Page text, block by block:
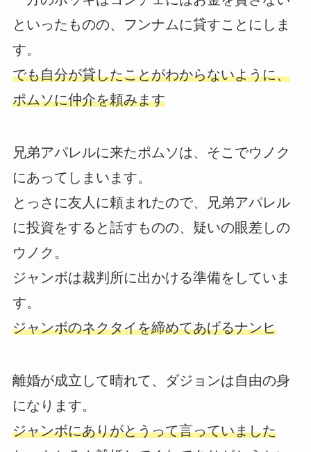
といったものの、フンナムに貸すことにしま
す。
でも自分が貸したことがわからないように、
ポムソに仲介を頼みます
兄弟アパレルに来たポムソは、そこでウノク
にあってしまいます。
とっさに友人に頼まれたので、兄弟アパレル
に投資をすると話すものの、疑いの眼差しの
ウノク。
ジャンボは裁判所に出かける準備をしていま
す。
ジャンボのネクタイを締めてあげるナンヒ
離婚が成立して晴れて、ダジョンは自由の身
になります。
ジャンボにありがとうって言っていました